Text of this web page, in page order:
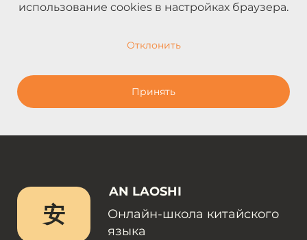
использование cookies в настройках браузера.
Отклонить
Принять
安
AN LAOSHI
Онлайн-школа китайского
языка